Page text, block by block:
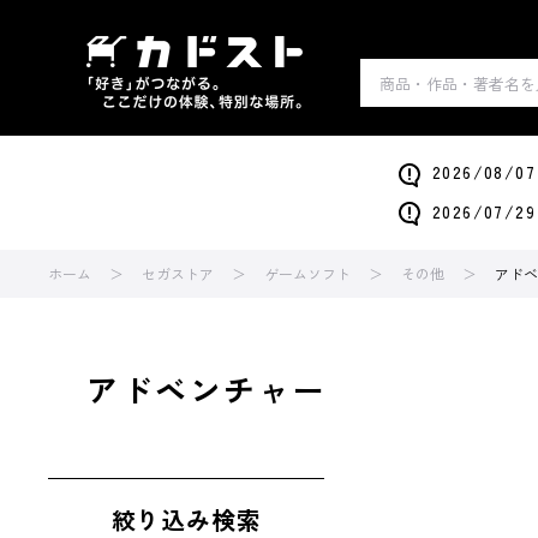
2026/08/07
2026/07/29
ホーム セガストア ゲームソフト その他 アド
アドベンチャー
絞り込み検索